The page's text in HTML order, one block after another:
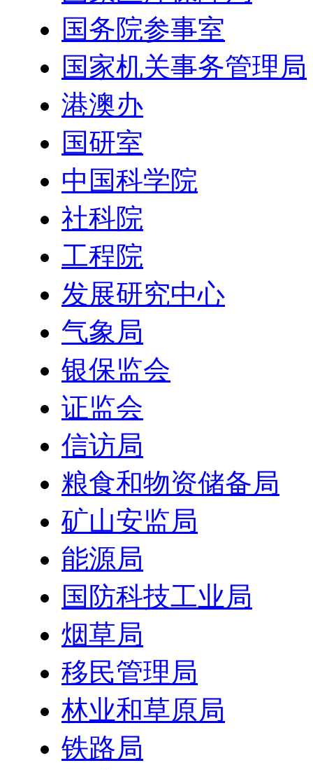
国务院参事室
国家机关事务管理局
港澳办
国研室
中国科学院
社科院
工程院
发展研究中心
气象局
银保监会
证监会
信访局
粮食和物资储备局
矿山安监局
能源局
国防科技工业局
烟草局
移民管理局
林业和草原局
铁路局